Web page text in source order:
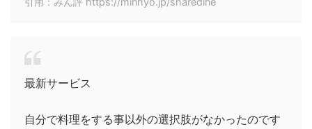
最新サービス
自分で料理をする事以外の選択肢がなかったのです